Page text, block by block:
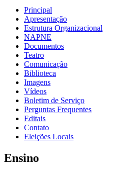
Principal
Apresentação
Estrutura Organizacional
NAPNE
Documentos
Teatro
Comunicação
Biblioteca
Imagens
Vídeos
Boletim de Serviço
Perguntas Frequentes
Editais
Contato
Eleições Locais
Ensino